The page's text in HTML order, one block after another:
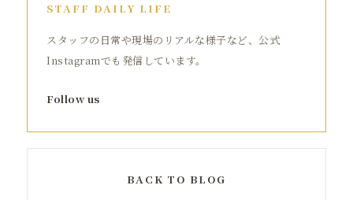
STAFF DAILY LIFE
スタッフの日常や現場のリアルな様子など、公式
Instagramでも発信しています。
Follow us
BACK TO BLOG